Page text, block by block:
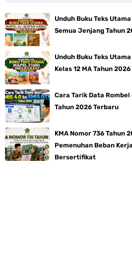
Unduh Buku Teks
Semua Jenjang Tahun
Unduh Buku Teks
Kelas 12 MA Tahun 2026
Cara Tarik Data Rombel
Tahun 2026 Terbaru
KMA Nomor 736 Tahun
Pemenuhan Beban
Bersertifikat